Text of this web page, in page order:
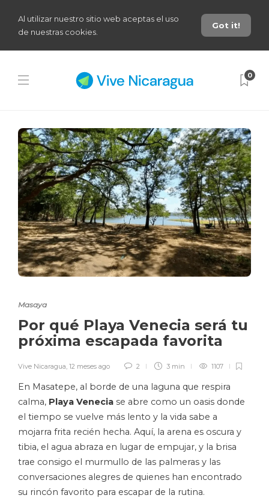
Al utilizar nuestro sitio web aceptas el uso
de nuestras cookies.
Got it!
0
Masaya
Por qué Playa Venecia será tu
próxima escapada favorita
Vive Nicaragua, 12 meses ago 2 3 min 1107
En Masatepe, al borde de una laguna que respira
calma, Playa Venecia se abre como un oasis donde
el tiempo se vuelve más lento y la vida sabe a
mojarra frita recién hecha. Aquí, la arena es oscura y
tibia, el agua abraza en lugar de empujar, y la brisa
trae consigo el murmullo de las palmeras y las
conversaciones alegres de quienes han encontrado
su rincón favorito para escapar de la rutina.